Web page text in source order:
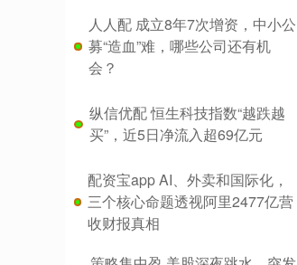
人人配 成立8年7次增资，中小公
募“造血”难，哪些公司还有机
会？
纵信优配 恒生科技指数“越跌越
买”，近5日净流入超69亿元
配资宝app AI、外卖和国际化，
三个核心命题透视阿里2477亿营
收财报真相